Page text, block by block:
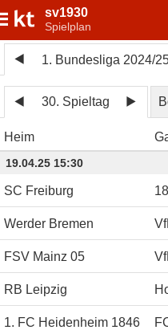
sv1930
Spielplan
1. Bundesliga 2024/
30. Spieltag
Heim
19.04.25 15:30
SC Freiburg
Werder Bremen
FSV Mainz 05
RB Leipzig
1. FC Heidenheim 1846